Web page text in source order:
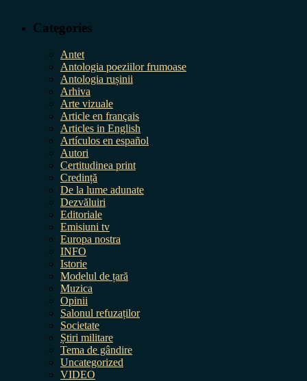
Categories
Antet
Antologia poeziilor frumoase
Antologia rușinii
Arhiva
Arte vizuale
Article en français
Articles in English
Artículos en español
Autori
Certitudinea print
Credință
De la lume adunate
Dezvăluiri
Editoriale
Emisiuni tv
Europa nostra
INFO
Istorie
Modelul de țară
Muzica
Opinii
Salonul refuzaților
Societate
Știri militare
Tema de gândire
Uncategorized
VIDEO